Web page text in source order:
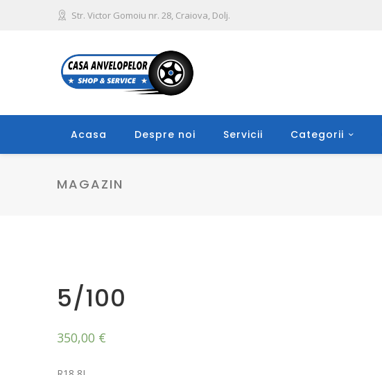
Str. Victor Gomoiu nr. 28, Craiova, Dolj.
Acasa Despre noi Servicii Categorii
MAGAZIN
5/100
350,00 €